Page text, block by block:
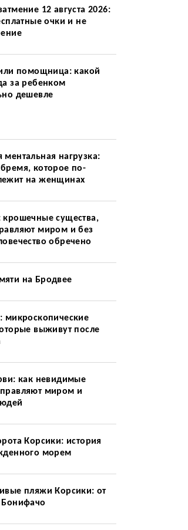
12 августа 2026:
очки и не
помощница: какой
за ребенком
дешевле
нагрузка:
которое по-
на женщинах
крошечные существа,
миром и без
обречено
на Бродвее
микроскопические
выживут после
как невидимые
миром и
Корсики: история
морем
пляжи Корсики: от